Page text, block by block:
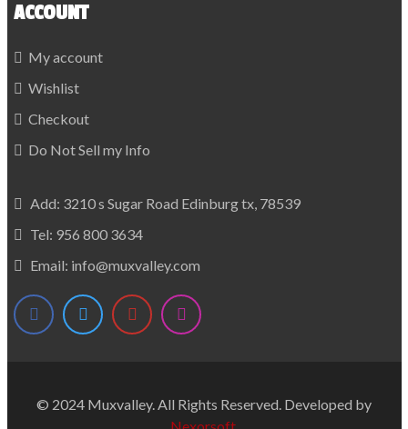
ACCOUNT
My account
Wishlist
Checkout
Do Not Sell my Info
Add: 3210 s Sugar Road Edinburg tx, 78539
Tel: 956 800 3634
Email: info@muxvalley.com
© 2024 Muxvalley. All Rights Reserved. Developed by